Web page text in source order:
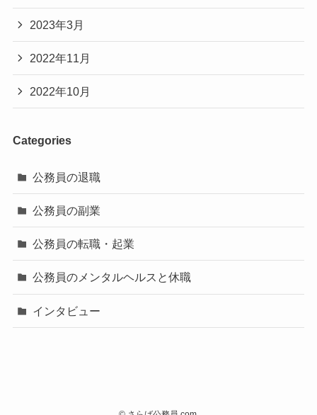
2023年3月
2022年11月
2022年10月
Categories
公務員の退職
公務員の副業
公務員の転職・起業
公務員のメンタルヘルスと休職
インタビュー